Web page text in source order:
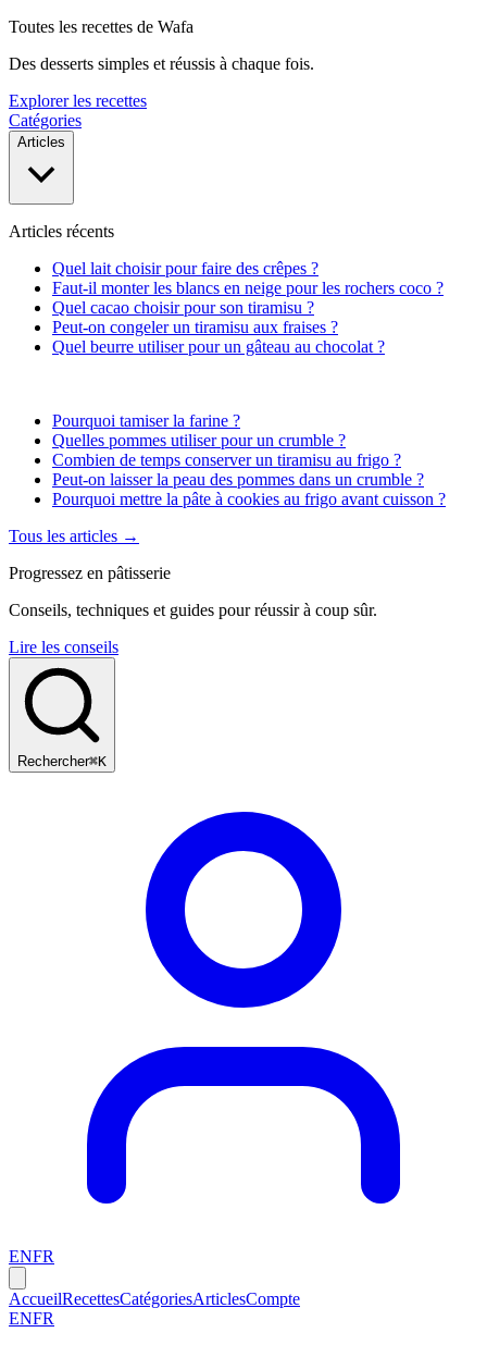
Toutes les recettes de Wafa
Des desserts simples et réussis à chaque fois.
Explorer les recettes
Catégories
Articles
Articles récents
Quel lait choisir pour faire des crêpes ?
Faut-il monter les blancs en neige pour les rochers coco ?
Quel cacao choisir pour son tiramisu ?
Peut-on congeler un tiramisu aux fraises ?
Quel beurre utiliser pour un gâteau au chocolat ?
Pourquoi tamiser la farine ?
Quelles pommes utiliser pour un crumble ?
Combien de temps conserver un tiramisu au frigo ?
Peut-on laisser la peau des pommes dans un crumble ?
Pourquoi mettre la pâte à cookies au frigo avant cuisson ?
Tous les articles →
Progressez en pâtisserie
Conseils, techniques et guides pour réussir à coup sûr.
Lire les conseils
Rechercher⌘K
ENFR
AccueilRecettesCatégoriesArticlesCompte
ENFR